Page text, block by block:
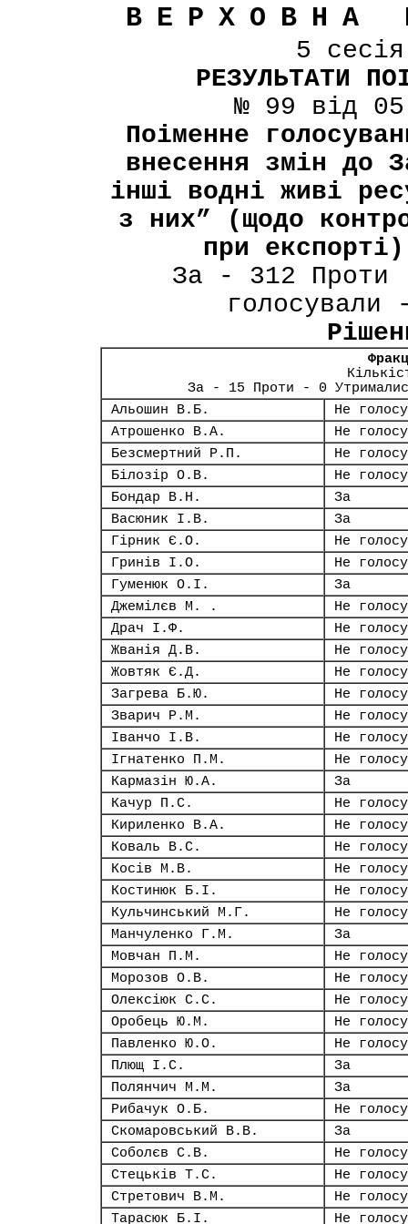
ВЕРХОВНА
5
РЕЗУЛЬТАТИ
№ 99 від
Поіменне
внесення змін до
інші водні живі
з них” (щодо
при
За - 312 Проти
За - 15 Проти - 0
Альошин В.Б.
Не
Атрошенко В.А.
Не
Безсмертний Р.П.
Не
Білозір О.В.
Не
Бондар В.Н.
За
Васюник І.В.
За
Гірник Є.О.
Не
Гринів І.О.
Не
Гуменюк О.І.
За
Джемілєв М. .
Не
Драч І.Ф.
Не
Жванія Д.В.
Не
Жовтяк Є.Д.
Не
Загрева Б.Ю.
Не
Зварич Р.М.
Не
Іванчо І.В.
Не
Ігнатенко П.М.
Не
Кармазін Ю.А.
За
Качур П.С.
Не
Кириленко В.А.
Не
Коваль В.С.
Не
Косів М.В.
Не
Костинюк Б.І.
Не
Кульчинський М.Г.
Не
Манчуленко Г.М.
За
Мовчан П.М.
Не
Морозов О.В.
Не
Олексіюк С.С.
Не
Оробець Ю.М.
Не
Павленко Ю.О.
Не
Плющ І.С.
За
Полянчич М.М.
За
Рибачук О.Б.
Не
Скомаровський В.В.
За
Соболєв С.В.
Не
Стецьків Т.С.
Не
Стретович В.М.
Не
Тарасюк Б.І.
Не